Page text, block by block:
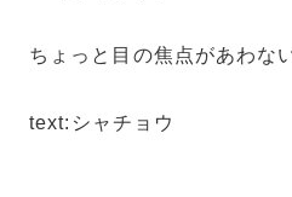
ちょっと目の焦点があわな
text:シャチョウ